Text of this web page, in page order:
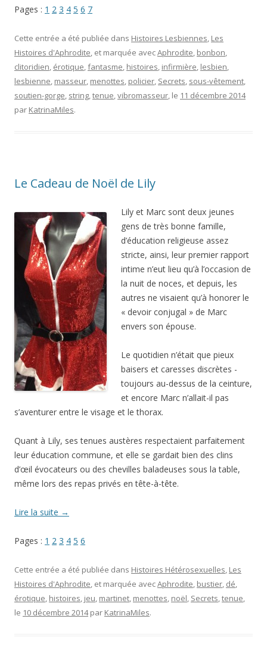
Pages : 1 2 3 4 5 6 7
Cette entrée a été publiée dans Histoires Lesbiennes, Les
Histoires d'Aphrodite, et marquée avecAphrodite, bonbon,
clitoridien, érotique,fantasme, histoires, infirmière, lesbien,
lesbienne, masseur, menottes, policier, Secrets, sous-vêtement,
soutien-gorge, string,tenue,vibromasseur, le 11 décembre 2014
par KatrinaMiles.
Le Cadeau de Noël de Lily
Lily et Marc sont deux jeunes
gens de très bonne famille,
d’éducation religieuse assez
stricte, ainsi, leur premier rapport
intime n’eut lieu qu’à l’occasion de
la nuit de noces, et depuis, les
autres ne visaient qu’à honorer le
« devoir conjugal » de Marc
envers son épouse.
Le quotidien n’était que pieux
baisers et caresses discrètes -
toujours au-dessus de la ceinture,
et encore Marc n’allait-il pas
s’aventurer entre le visage et le thorax.
Quant à Lily, ses tenues austères respectaient parfaitement
leur éducation commune, et elle se gardait bien des clins
d’œil évocateurs ou des chevilles baladeuses sous la table,
même lors des repas privés en tête-à-tête.
Lire la suite →
Pages : 1 2 3 4 5 6
Cette entrée a été publiée dans Histoires Hétérosexuelles, Les
Histoires d'Aphrodite, et marquée avecAphrodite, bustier, dé,
érotique, histoires, jeu, martinet, menottes, noël, Secrets,tenue,
le 10 décembre 2014 par KatrinaMiles.